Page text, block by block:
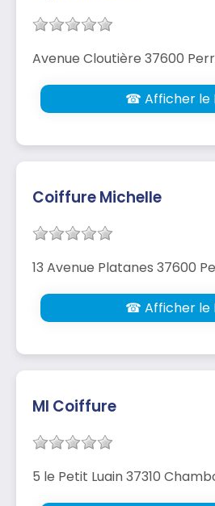
Avenue Cloutière 37600
☎ Afficher le
Coiffure Michelle
13 Avenue Platanes 37600
☎ Afficher le
Ml Coiffure
5 le Petit Luain 37310